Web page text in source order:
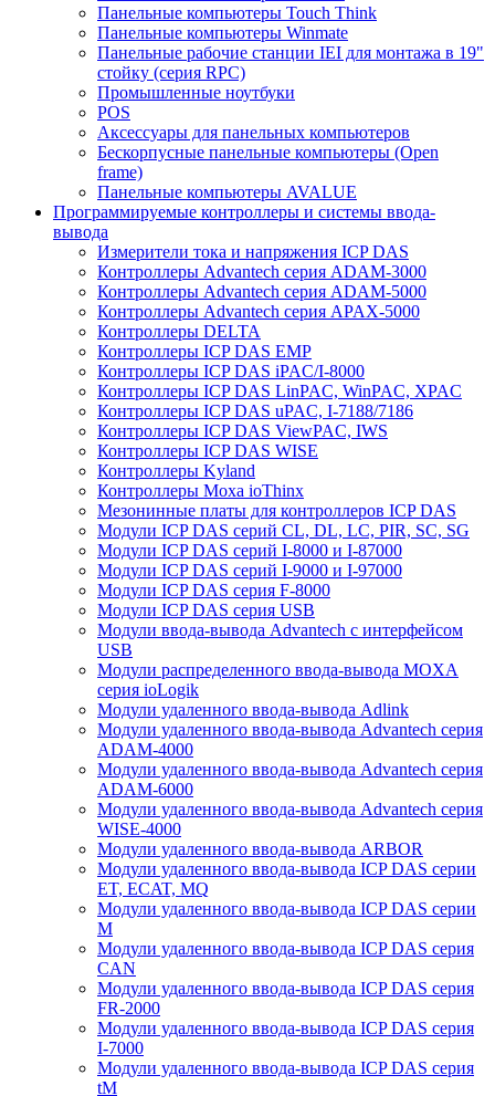
Панельные компьютеры Touch Think
Панельные компьютеры Winmate
Панельные рабочие станции IEI для монтажа в 19"
стойку (серия RPC)
Промышленные ноутбуки
POS
Аксессуары для панельных компьютеров
Бескорпусные панельные компьютеры (Open
frame)
Панельные компьютеры AVALUE
Программируемые контроллеры и системы ввода-
вывода
Измерители тока и напряжения ICP DAS
Контроллеры Advantech серия ADAM-3000
Контроллеры Advantech серия ADAM-5000
Контроллеры Advantech серия APAX-5000
Контроллеры DELTA
Контроллеры ICP DAS EMP
Контроллеры ICP DAS iPAC/I-8000
Контроллеры ICP DAS LinPAC, WinPAC, XPAC
Контроллеры ICP DAS uPAC, I-7188/7186
Контроллеры ICP DAS ViewPAC, IWS
Контроллеры ICP DAS WISE
Контроллеры Kyland
Контроллеры Moxa ioThinx
Мезонинные платы для контроллеров ICP DAS
Модули ICP DAS серий CL, DL, LC, PIR, SC, SG
Модули ICP DAS серий I-8000 и I-87000
Модули ICP DAS серий I-9000 и I-97000
Модули ICP DAS серия F-8000
Модули ICP DAS серия USB
Модули ввода-вывода Advantech с интерфейсом
USB
Модули распределенного ввода-вывода MOXA
серия ioLogik
Модули удаленного ввода-вывода Adlink
Модули удаленного ввода-вывода Advantech серия
ADAM-4000
Модули удаленного ввода-вывода Advantech серия
ADAM-6000
Модули удаленного ввода-вывода Advantech серия
WISE-4000
Модули удаленного ввода-вывода ARBOR
Модули удаленного ввода-вывода ICP DAS серии
ET, ECAT, MQ
Модули удаленного ввода-вывода ICP DAS серии
M
Модули удаленного ввода-вывода ICP DAS серия
CAN
Модули удаленного ввода-вывода ICP DAS серия
FR-2000
Модули удаленного ввода-вывода ICP DAS серия
I-7000
Модули удаленного ввода-вывода ICP DAS серия
tM